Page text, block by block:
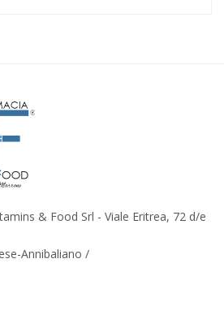
& Food Srl - Viale Eritrea, 72 d/e
Annibaliano /